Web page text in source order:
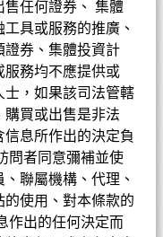
任何證券、 集體
具或服務的推廣、
證券、集體投資計
服務均不應提供或
士，如果該司法管轄
購買或出售是非法
息所作出的決定負
問者同意彌補並使
聯屬機構、代理、
使用、對本條款的
作出的任何決定而
產品以對沖貨幣風險。
其他股份類別帶來潛在
司將確保適當的程序得
至最低。您只需直接在
這基金內全部股份類別—
示「對沖」的字眼。此
列表，應向基金管理公
EUR 1,354,148,770
1999年1月4日
EUR
MSCI歐洲貨幣聯盟指數
50
1.164
評級